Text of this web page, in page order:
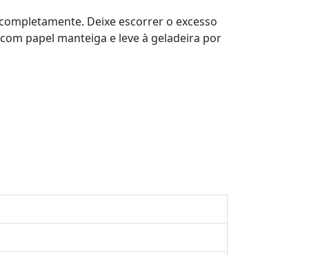
Deixe escorrer o excesso
papel manteiga e leve à geladeira por